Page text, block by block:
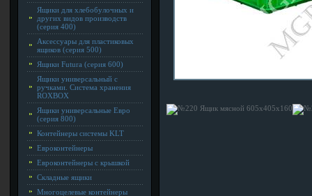
Ящики для хлебобулочных и
других видов производств
(серия 400)
Аксессуары для пластиковых
ящиков (серия 500)
Ящики Futura (серия 600)
Ящики универсальный с
ручками. Система хранения
ROXBOX
Ящики универсальные Евро
(серия 800)
Контейнеры системы KLT
Евроконтейнеры
Евроконтейнеры с крышкой
Складные ящики
Многоцелевые контейнеры